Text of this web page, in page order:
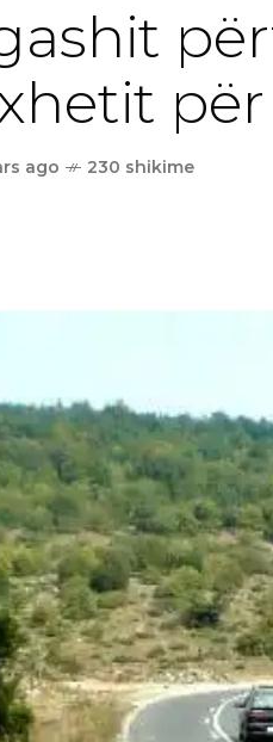
për
ago 230 shikime